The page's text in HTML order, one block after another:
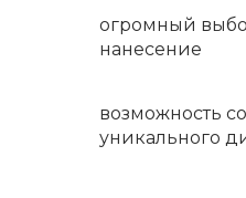
огромный
нанесение
возможность
уникального